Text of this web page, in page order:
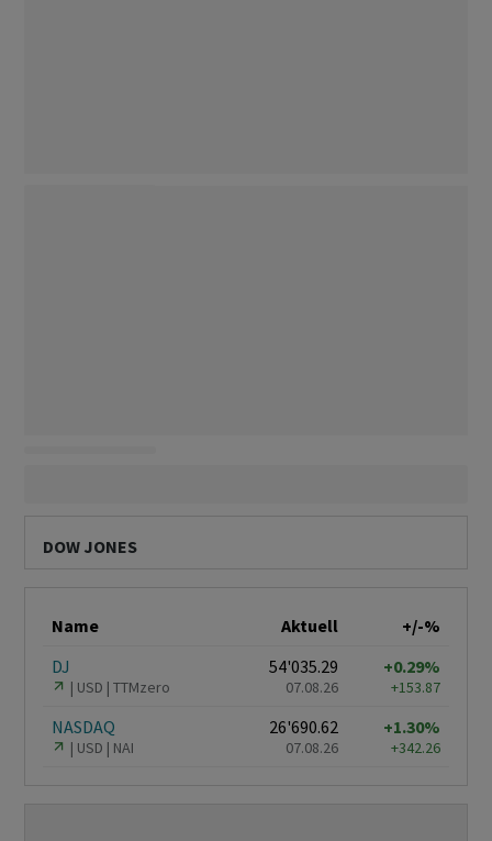
DOW JONES
Name Aktuell
+/-%
DJ
USD TTMzero
54'035.29
07.08.26
+0.29%
+153.87
NASDAQ
USD NAI
26'690.62
07.08.26
+1.30%
+342.26